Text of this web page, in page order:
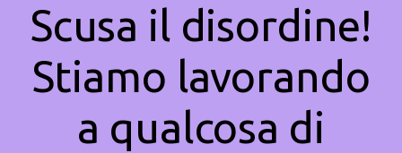
Scusa il disordine!
Stiamo lavorando
a qualcosa di